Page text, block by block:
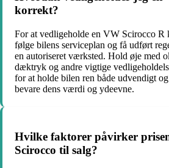
korrekt?
For at vedligeholde en VW Scirocco R
følge bilens serviceplan og få udført
en autoriseret værksted. Hold øje med
dæktryk og andre vigtige
for at holde bilen ren både udvendigt
bevare dens værdi og ydeevne.
Hvilke faktorer påvirker
Scirocco til salg?